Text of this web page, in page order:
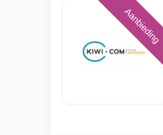
Aanbieding